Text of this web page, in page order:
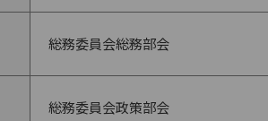
総務委員会総務部会
総務委員会政策部会